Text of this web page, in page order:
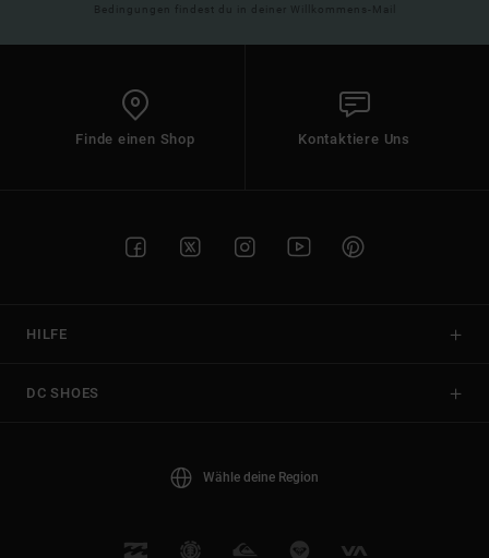
Bedingungen findest du in deiner Willkommens-Mail
Finde einen Shop Kontaktiere Uns
HILFE
DC SHOES
Wähle deine Region